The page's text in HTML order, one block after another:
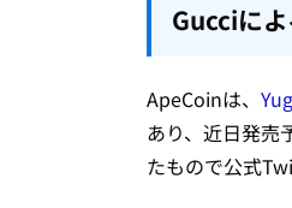
Gucciに
ApeCoinは、
あり、近日発売
たもので公式